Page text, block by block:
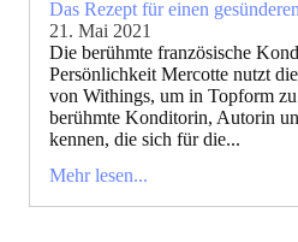
Das Rezept für einen
21. Mai 2021
Die berühmte französische
Persönlichkeit Mercotte nutzt
von Withings, um in Topform
berühmte Konditorin, Autorin
kennen, die sich für die...
Mehr lesen...